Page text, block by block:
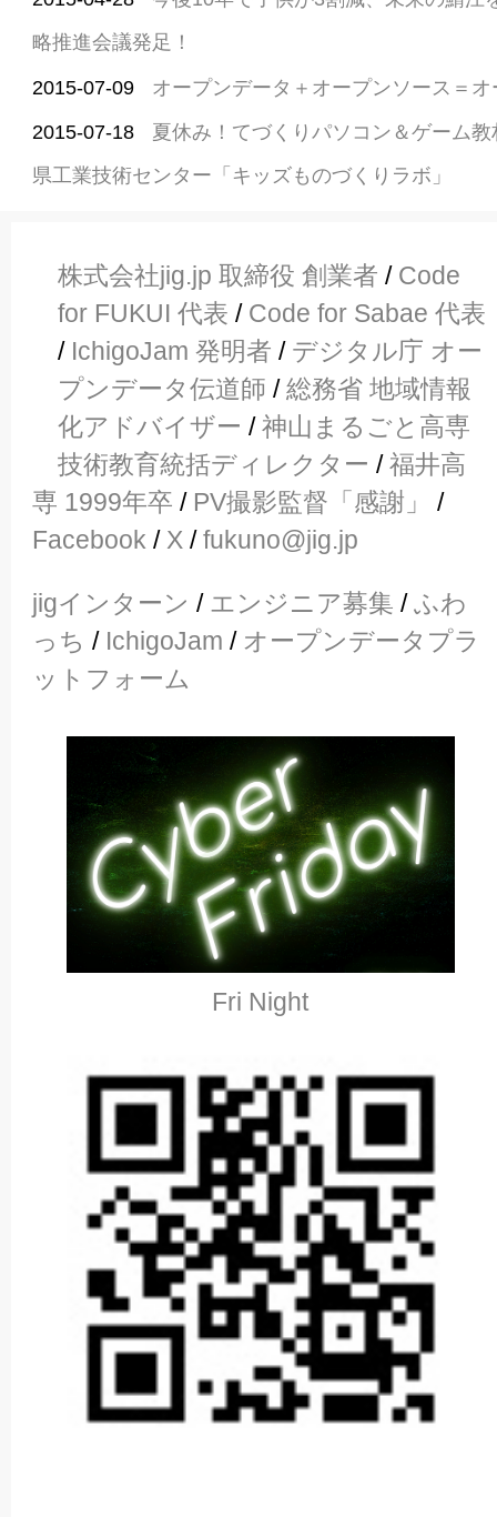
略推進会議発足！
2015-07-09 オープンデータ＋オープンソース＝
2015-07-18
夏休み！てづくりパソコン＆ゲーム
県工業技術センター「キッズものづくりラボ」
株式会社jig.jp 取締役 創業者 / Code
for FUKUI 代表 / Code for Sabae 代表
/ IchigoJam 発明者 / デジタル庁 オー
プンデータ伝道師 /総務省 地域情報
化アドバイザー /神山まるごと高専
技術教育統括ディレクター /福井高
専 1999年卒 / PV撮影監督「感謝」
/
Facebook / X /fukuno@jig.jp
jigインターン / エンジニア募集 /ふわ
っち / IchigoJam / オープンデータプラ
ットフォーム
Fri Night